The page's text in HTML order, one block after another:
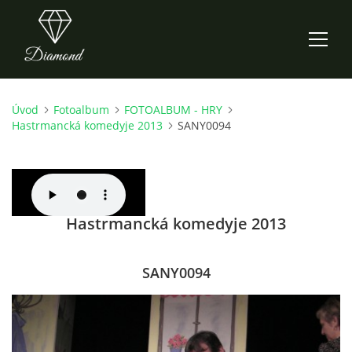
ÚVOD
O NÁS
CO NOVÉHO ZKOUŠÍME
Úvod Fotoalbum
FOTOALBUM - HRY
Hastrmancká komedyje 2013
SANY0094
Hastrmancká komedyje 2013
SANY0094